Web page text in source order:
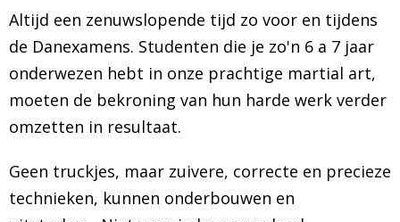
LIDMAATSCHAP
TAEKWONDO
BRAZILIAN JIU JITSU
AGENDA
NIEUWS
Altijd een zenuwslopende tijd zo voor en tijdens
de Danexamens. Studenten die je zo'n 6 a 7 jaar
onderwezen hebt in onze prachtige martial art,
moeten de bekroning van hun harde werk verder
omzetten in resultaat.
Geen truckjes, maar zuivere, correcte en precieze
technieken, kunnen onderbouwen en